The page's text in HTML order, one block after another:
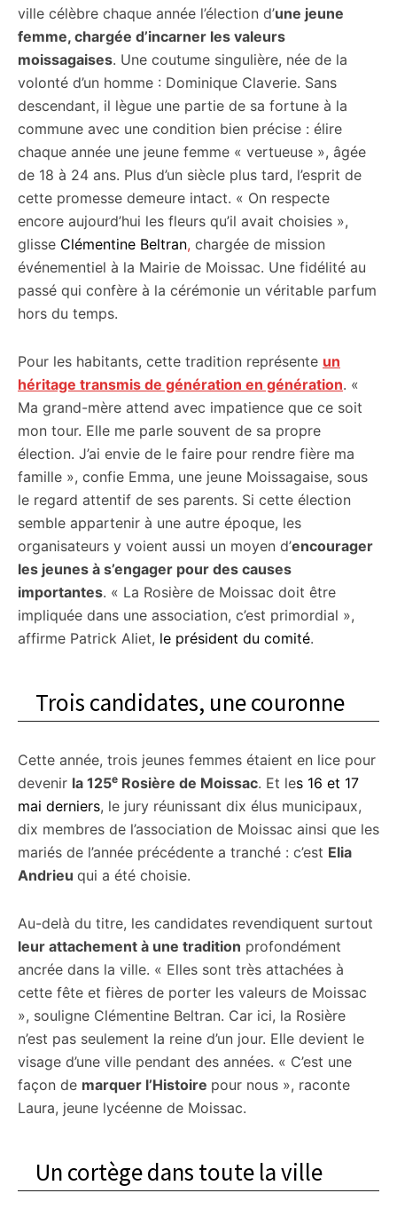
ville célèbre chaque année l’élection d’une jeune
femme, chargée d’incarner les valeurs
moissagaises. Une coutume singulière, née de la
volonté d’un homme : Dominique Claverie. Sans
descendant, il lègue une partie de sa fortune à la
commune avec une condition bien précise : élire
chaque année une jeune femme « vertueuse », âgée
de 18 à 24 ans. Plus d’un siècle plus tard, l’esprit de
cette promesse demeure intact. « On respecte
encore aujourd’hui les fleurs qu’il avait choisies »,
glisse Clémentine Beltran, chargée de mission
événementiel à la Mairie de Moissac. Une fidélité au
passé qui confère à la cérémonie un véritable parfum
hors du temps.
Pour les habitants, cette tradition représente un
héritage transmis de génération en génération. «
Ma grand-mère attend avec impatience que ce soit
mon tour. Elle me parle souvent de sa propre
élection. J’ai envie de le faire pour rendre fière ma
famille », confie Emma, une jeune Moissagaise, sous
le regard attentif de ses parents. Si cette élection
semble appartenir à une autre époque, les
organisateurs y voient aussi un moyen d’encourager
les jeunes à s’engager pour des causes
importantes. « La Rosière de Moissac doit être
impliquée dans une association, c’est primordial »,
affirme Patrick Aliet, le président du comité.
Trois candidates, une couronne
Cette année, trois jeunes femmes étaient en lice pour
devenir la 125e Rosière de Moissac. Et les 16 et 17
mai derniers, le jury réunissant dix élus municipaux,
dix membres de l’association de Moissac ainsi que les
mariés de l’année précédente a tranché : c’est Elia
Andrieu qui a été choisie.
Au-delà du titre, les candidates revendiquent surtout
leur attachement à une tradition profondément
ancrée dans la ville. « Elles sont très attachées à
cette fête et fières de porter les valeurs de Moissac
», souligne Clémentine Beltran. Car ici, la Rosière
n’est pas seulement la reine d’un jour. Elle devient le
visage d’une ville pendant des années. « C’est une
façon de marquer l’Histoire pour nous », raconte
Laura, jeune lycéenne de Moissac.
Un cortège dans toute la ville